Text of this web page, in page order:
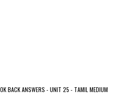
BACK ANSWERS - UNIT 25 - TAMIL MEDIUM